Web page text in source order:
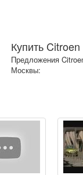
Купить
Предложения
Москвы: